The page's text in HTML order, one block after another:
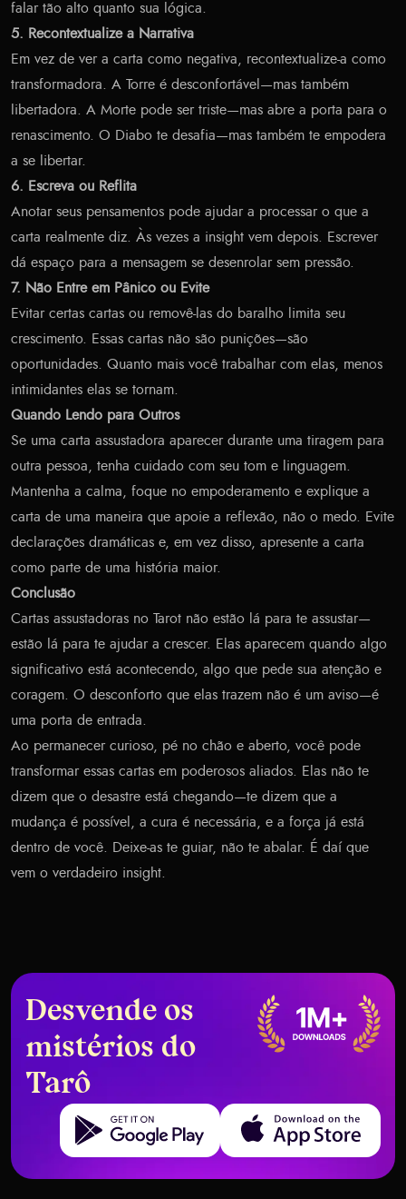
falar tão alto quanto sua lógica.
5. Recontextualize a Narrativa
Em vez de ver a carta como negativa, recontextualize-a como
transformadora. A Torre é desconfortável—mas também
libertadora. A Morte pode ser triste—mas abre a porta para o
renascimento. O Diabo te desafia—mas também te empodera
a se libertar.
6. Escreva ou Reflita
Anotar seus pensamentos pode ajudar a processar o que a
carta realmente diz. Às vezes a insight vem depois. Escrever
dá espaço para a mensagem se desenrolar sem pressão.
7. Não Entre em Pânico ou Evite
Evitar certas cartas ou removê-las do baralho limita seu
crescimento. Essas cartas não são punições—são
oportunidades. Quanto mais você trabalhar com elas, menos
intimidantes elas se tornam.
Quando Lendo para Outros
Se uma carta assustadora aparecer durante uma tiragem para
outra pessoa, tenha cuidado com seu tom e linguagem.
Mantenha a calma, foque no empoderamento e explique a
carta de uma maneira que apoie a reflexão, não o medo. Evite
declarações dramáticas e, em vez disso, apresente a carta
como parte de uma história maior.
Conclusão
Cartas assustadoras no Tarot não estão lá para te assustar—
estão lá para te ajudar a crescer. Elas aparecem quando algo
significativo está acontecendo, algo que pede sua atenção e
coragem. O desconforto que elas trazem não é um aviso—é
uma porta de entrada.
Ao permanecer curioso, pé no chão e aberto, você pode
transformar essas cartas em poderosos aliados. Elas não te
dizem que o desastre está chegando—te dizem que a
mudança é possível, a cura é necessária, e a força já está
dentro de você. Deixe-as te guiar, não te abalar. É daí que
vem o verdadeiro insight.
Desvende os
mistérios do
Tarô
Get it on Google Play Download on the App Store